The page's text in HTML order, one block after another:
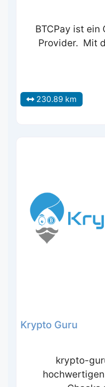
BTCPay ist ein
Provider. Mit
230.89 km
Krypto Guru
krypto-